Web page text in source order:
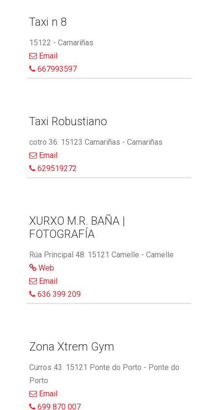
Taxi n 8
15122 - Camariñas
Email
667993597
Taxi Robustiano
cotro 36. 15123 Camariñas - Camariñas
Email
629519272
XURXO M.R. BAÑA |
FOTOGRAFÍA
Rúa Principal 48. 15121 Camelle - Camelle
Web
Email
636 399 209
Zona Xtrem Gym
Curros 43. 15121 Ponte do Porto - Ponte do
Porto
Email
699 870 007